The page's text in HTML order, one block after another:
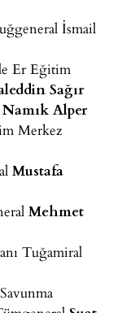
İsmail
Er Eğitim
Sağır
Namık Alper
Merkez
Mustafa
Mehmet
Tuğamiral